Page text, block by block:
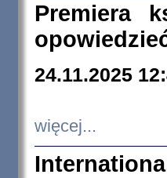
Premiera
24.11.2025
więcej...